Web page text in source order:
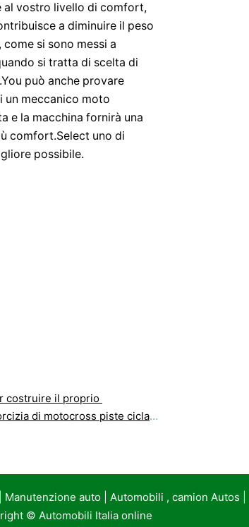
al vostro livello di comfort,
a diminuire il peso
si sono messi a
si tratta di scelta di
può anche provare
un meccanico moto
e la macchina fornirà una
comfort.Select uno di
possibile.
costruire il proprio
di motocross piste ciclabili
Manutenzione auto| Automobili , camion Autos
© Automobili Italia online